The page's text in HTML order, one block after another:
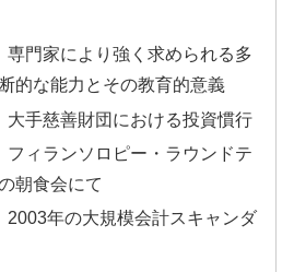
門家により強く求められる多
的な能力とその教育的意義
手慈善財団における投資慣行
ィランソロピー・ラウンドテ
朝食会にて
年の大規模会計スキャンダ